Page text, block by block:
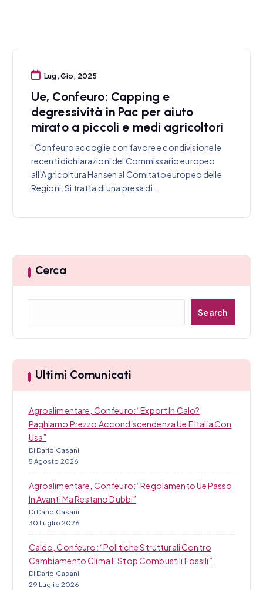
Lug, Gio, 2025
Ue, Confeuro: Capping e
degressività in Pac per aiuto
mirato a piccoli e medi agricoltori
“Confeuro accoglie con favore e condivisione le
recenti dichiarazioni del Commissario europeo
all’Agricoltura Hansen al Comitato europeo delle
Regioni. Si tratta di una presa di…
Cerca
a
Search
Ultimi Comunicati
Agroalimentare, Confeuro: “Export In Calo?
Paghiamo Prezzo Accondiscendenza Ue E Italia Con
Usa”
Di Dario Casani
5 Agosto 2026
Agroalimentare, Confeuro: “Regolamento Ue Passo
In Avanti Ma Restano Dubbi”
Di Dario Casani
30 Luglio 2026
Caldo, Confeuro: “Politiche Strutturali Contro
Cambiamento Clima E Stop Combustili Fossili”
Di Dario Casani
29 Luglio 2026